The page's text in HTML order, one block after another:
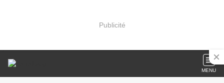
Publicité
MENU